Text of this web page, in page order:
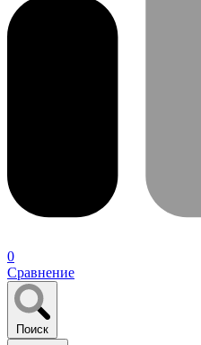
0
Сравнение
Поиск